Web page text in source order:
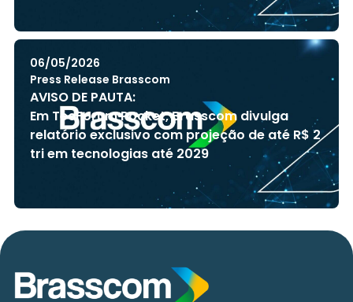
06/05/2026
Press Release Brasscom
AVISO DE PAUTA:
Em TecForum Pocket, Brasscom divulga
relatório exclusivo com projeção de até R$ 2
tri em tecnologias até 2029